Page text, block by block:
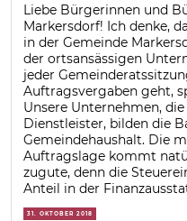
Liebe Bürgerinnen und
Markersdorf! Ich denke,
in der Gemeinde
der ortsansässigen
jeder
Auftragsvergaben geht,
Unsere Unternehmen,
Dienstleister, bilden die
Gemeindehaushalt. Die
Auftragslage kommt
zugute, denn die
Anteil in der
31. OKTOBER 2018